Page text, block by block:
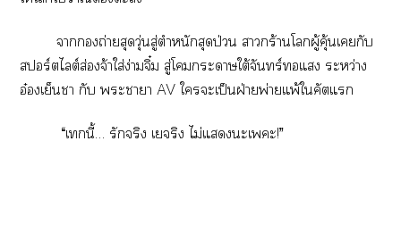
าถ่ายสุดวุ่นสู่ตำหนักสุดป่วน าร้านโผู้คุ้นเกับ
สปอร์ตไลต์ส่องจ้าใส่ง่ามจิ๋ม สู่โะาใต้จันทร์แ ระหว่าง
อ๋องเย็นา กับ ะาา AV ใะเป็นฝ่ายพ่ายแพ้ใคัตแ
“เกนี้… รักจริง เจริง ไม่แะเะ!”